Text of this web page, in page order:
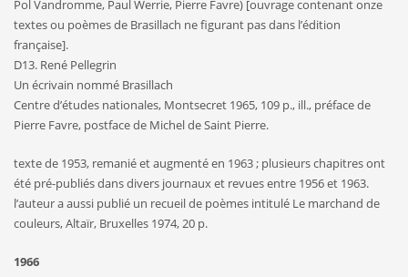
Pol Vandromme, Paul Werrie, Pierre Favre) [ouvrage contenant onze
textes ou poèmes de Brasillach ne figurant pas dans l’édition
française].
D13. René Pellegrin
Un écrivain nommé Brasillach
Centre d’études nationales, Montsecret 1965, 109 p., ill., préface de
Pierre Favre, postface de Michel de Saint Pierre.
texte de 1953, remanié et augmenté en 1963 ; plusieurs chapitres ont
été pré-publiés dans divers journaux et revues entre 1956 et 1963.
l’auteur a aussi publié un recueil de poèmes intitulé Le marchand de
couleurs, Altaïr, Bruxelles 1974, 20 p.
1966